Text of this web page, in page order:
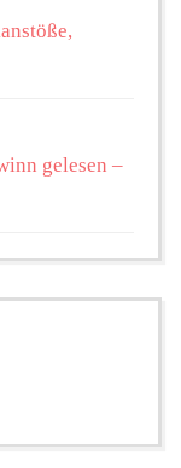
gelesen –